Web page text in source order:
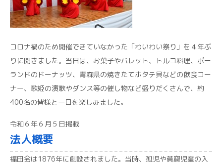
コロナ禍のため開催できていなかった「わいわい祭り」を４年ぶ
りに開きました。当日は、お菓子やパレット、トルコ料理、ポー
ランドのドーナッツ、青森県の焼きたてホタテ貝などの飲食コー
ナー、歌姫の演歌やダンス等の催し物など盛りだくさんで、約
400名の皆様と一日を楽しみました。
令和６年６月５日掲載
法人概要
福田会は1876年に創設されました。当時、孤児や貧窮児童の入